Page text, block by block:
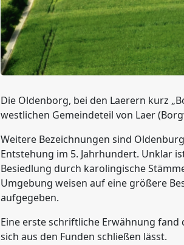
Die Oldenborg, bei den Laerern kurz
westlichen Gemeindeteil von Laer
Weitere Bezeichnungen sind
Entstehung im 5. Jahrhundert. Unklar
Besiedlung durch karolingische
Umgebung weisen auf eine größere
aufgegeben.
Eine erste schriftliche Erwähnung fand
sich aus den Funden schließen lässt.